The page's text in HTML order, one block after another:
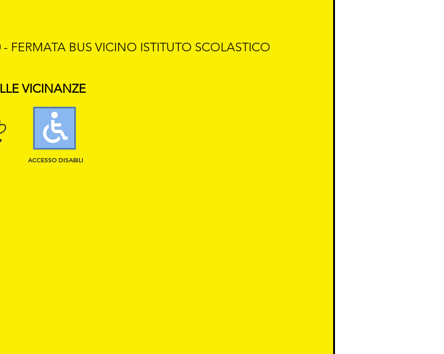
FERMATA BUS VICINO ISTITUTO SCOLASTICO
VICINANZE
ACCESSO DISABILI